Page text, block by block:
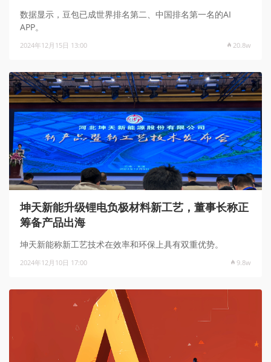
数据显示，豆包已成世界排名第二、中国排名第一名的AI
APP。
2024年12月15日 13:00 20.8w
坤天新能升级锂电负极材料新工艺，董事长称正
筹备产品出海
坤天新能称新工艺技术在效率和环保上具有双重优势。
2024年12月10日 17:00 9.8w